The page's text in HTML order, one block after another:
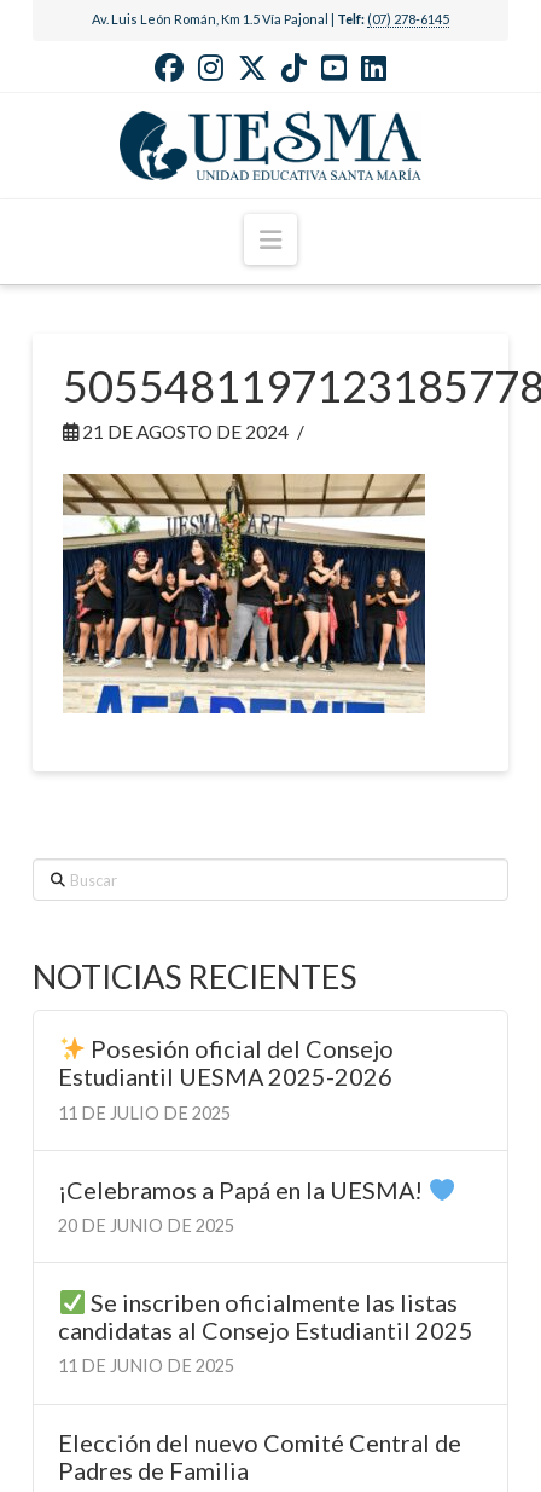
Av. Luis León Román, Km 1.5 Vía Pajonal | Telf: (07) 278-6145
Navigation
21 DE AGOSTO DE 2024
Buscar
NOTICIAS RECIENTES
Posesión oficial del Consejo
Estudiantil UESMA 2025-2026
11 DE JULIO DE 2025
¡Celebramos a Papá en la UESMA!
20 DE JUNIO DE 2025
Se inscriben oficialmente las listas
candidatas al Consejo Estudiantil 2025
11 DE JUNIO DE 2025
Elección del nuevo Comité Central de
Padres de Familia